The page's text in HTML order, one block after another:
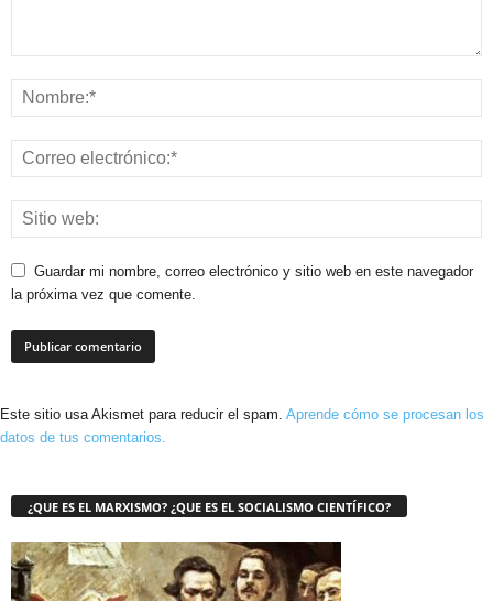
Guardar mi nombre, correo electrónico y sitio web en este navegador
la próxima vez que comente.
Este sitio usa Akismet para reducir el spam. Aprende cómo se procesan los
datos de tus comentarios.
¿QUE ES EL MARXISMO? ¿QUE ES EL SOCIALISMO CIENTÍFICO?